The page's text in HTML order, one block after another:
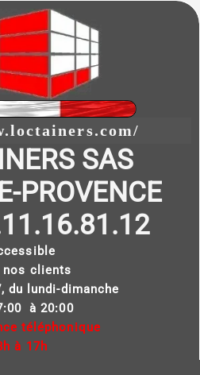
SAS
PROVENCE
nos clients
du lundi-dimanche
à 20:00
téléphonique
à 17h